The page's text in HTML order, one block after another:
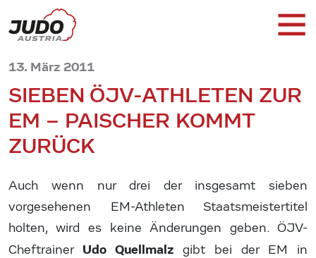
13. März 2011
SIEBEN ÖJV-ATHLETEN ZUR
EM – PAISCHER KOMMT
ZURÜCK
Auch wenn nur drei der insgesamt sieben
vorgesehenen EM-Athleten Staatsmeistertitel
holten, wird es keine Änderungen geben. ÖJV-
Cheftrainer Udo Quellmalz gibt bei der EM in